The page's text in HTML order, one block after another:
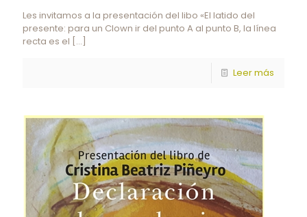
Les invitamos a la presentación del libo «El latido del
presente: para un Clown ir del punto A al punto B, la línea
recta es el […]
Leer más